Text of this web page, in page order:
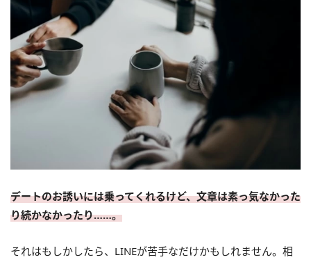
デートのお誘いには乗ってくれるけど、文章は素っ気なかった
り続かなかったり……。
それはもしかしたら、LINEが苦手なだけかもしれません。相